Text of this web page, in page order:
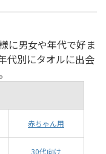
に男女や年代で好ま
代別にタオルに出会
赤ちゃん用
30代向け